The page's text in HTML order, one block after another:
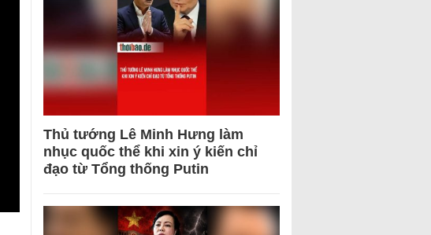
Thủ tướng Lê Minh Hưng làm
nhục quốc thể khi xin ý kiến chỉ
đạo từ Tổng thống Putin